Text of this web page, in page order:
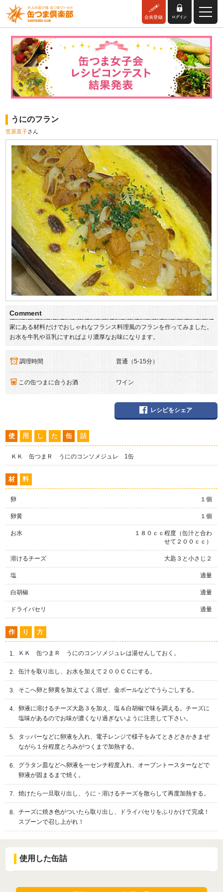
うにのフラン
笠原直子さん
Comment
家にある材料だけでおしゃれなフランス料理風のフランを作ってみました。
お水を牛乳や豆乳にすればより濃厚なお味になります。
調理時間 普通（5-15分）
この缶つまに合うお酒 ワイン
レシピをシェア
使 用 し た 缶 詰
ＫＫ 缶つまＲ うにのコンソメジュレ 1缶
材 料
卵 １個
卵黄 １個
お水
１８０ｃｃ程度（缶汁と合わ
せて２００ｃｃ）
溶けるチーズ 大匙３と小さじ２
塩 適量
白胡椒 適量
ドライパセリ 適量
作 り 方
ＫＫ 缶つまＲ うにのコンソメジュレは湯せんしておく。
缶汁を取り出し、お水を加えて２００ＣＣにする。
そこへ卵と卵黄を加えてよく混ぜ、金ボールなどでうらごしする。
卵液に溶けるチーズ大匙３を加え、塩＆白胡椒で味を調える。チーズに
塩味があるのでお味が濃くなり過ぎないように注意して下さい。
タッパーなどに卵液を入れ、電子レンジで様子をみてときどきかきまぜ
ながら１分程度とろみがつくまで加熱する。
グラタン皿などへ卵液を一センチ程度入れ、オーブントースターなどで
卵液が固まるまで焼く。
焼けたら一旦取り出し、うに・溶けるチーズを散らして再度加熱する。
チーズに焼き色がついたら取り出し、ドライパセリをふりかけて完成！
スプーンで召し上がれ！
使用した缶詰